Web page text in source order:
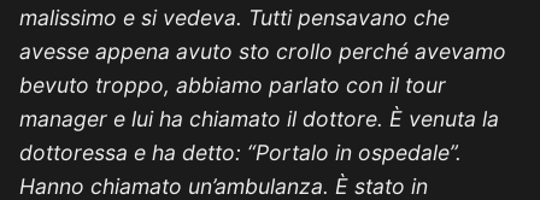
malissimo e si vedeva. Tutti pensavano che
avesse appena avuto sto crollo perché avevamo
bevuto troppo, abbiamo parlato con il tour
manager e lui ha chiamato il dottore. È venuta la
dottoressa e ha detto: “Portalo in ospedale”.
Hanno chiamato un’ambulanza. È stato in